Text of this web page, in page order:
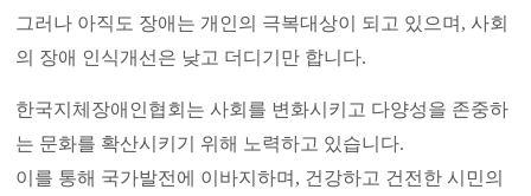
그러나 아직도 장애는 개인의 극복대상이 되고 있으며 ,사회
의 장애 인식개선은 낮고 더디기만 합니다.
한국지체장애인협회는 사회를 변화시키고 다양성을 존중하
는 문화를 확산시키기 위해 노력하고 있습니다.
이를 통해 국가발전에 이바지하며 , 건강하고 건전한 시민의